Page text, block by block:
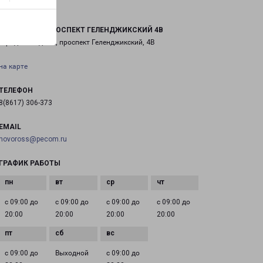
ПРОСПЕКТ ГЕЛЕНДЖИКСКИЙ 4В
Геленджик, проспект Геленджикский, 4В
карте
306-373
РАБОТЫ
с 09:00 до
20:00
с 09:00 до
20:00
с 09:00 до
20:00
с 09:00 до
20:00
с 09:00 до
Выходной
с 09:00 до